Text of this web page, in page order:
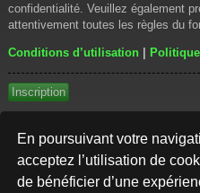
En poursuivant votre
acceptez l’utilisation de
de bénéficier d’une
confidentialité. Veuillez également
attentivement toutes les règles du
Conditions d’utilisation |
Inscription
Accueil du forum
Développé parphpBB®